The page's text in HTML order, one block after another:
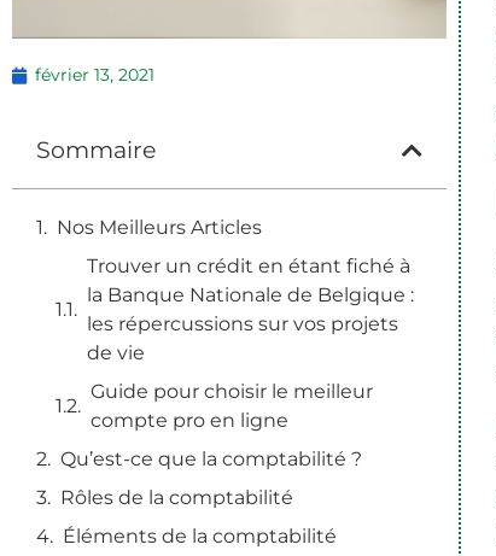
février 13, 2021
Sommaire
Nos Meilleurs Articles
Trouver un crédit en étant fiché à
la Banque Nationale de Belgique :
les répercussions sur vos projets
de vie
Guide pour choisir le meilleur
compte pro en ligne
Qu’est-ce que la comptabilité ?
Rôles de la comptabilité
Éléments de la comptabilité